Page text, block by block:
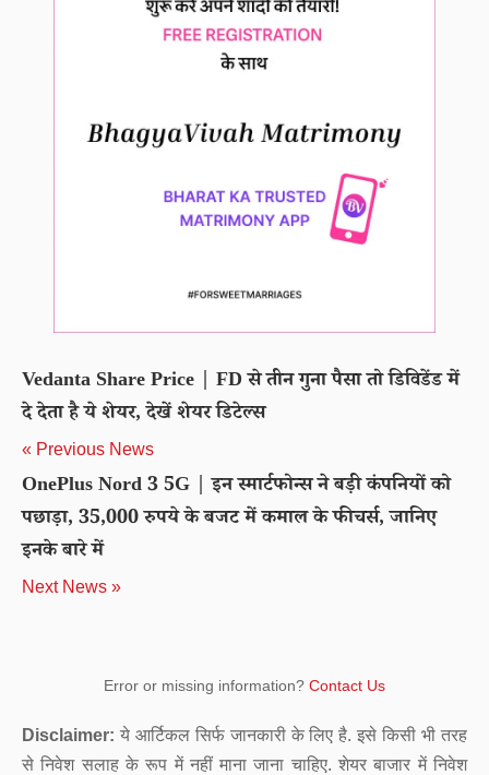
Vedanta Share Price | FD से तीन गुना पैसा तो डिविडेंड में
दे देता है ये शेयर, देखें शेयर डिटेल्स
« Previous News
OnePlus Nord 3 5G | इन स्मार्टफोन्स ने बड़ी कंपनियों को
पछाड़ा, 35,000 रुपये के बजट में कमाल के फीचर्स, जानिए
इनके बारे में
Next News »
Error or missing information? Contact Us
Disclaimer: ये आर्टिकल सिर्फ जानकारी के लिए है. इसे किसी भी तरह
से निवेश सलाह के रूप में नहीं माना जाना चाहिए. शेयर बाजार में निवेश